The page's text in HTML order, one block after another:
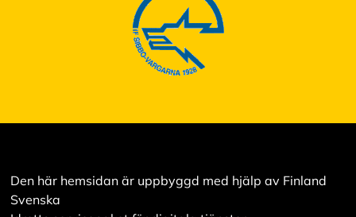
Den här hemsidan är uppbyggd med hjälp av Finland
Svenska